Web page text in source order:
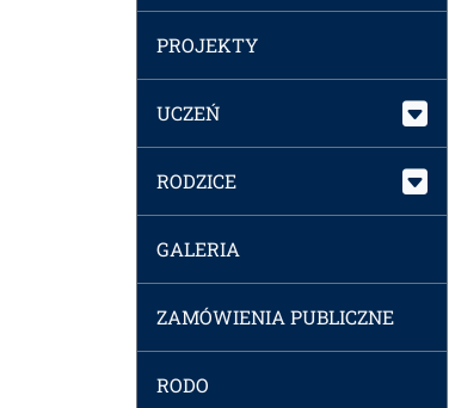
PROJEKTY
UCZEŃ
RODZICE
GALERIA
ZAMÓWIENIA PUBLICZNE
RODO